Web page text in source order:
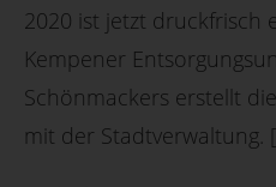
2020 ist jetzt druckfrisch
Kempener
Schönmackers erstellt
mit der Stadtverwaltung.